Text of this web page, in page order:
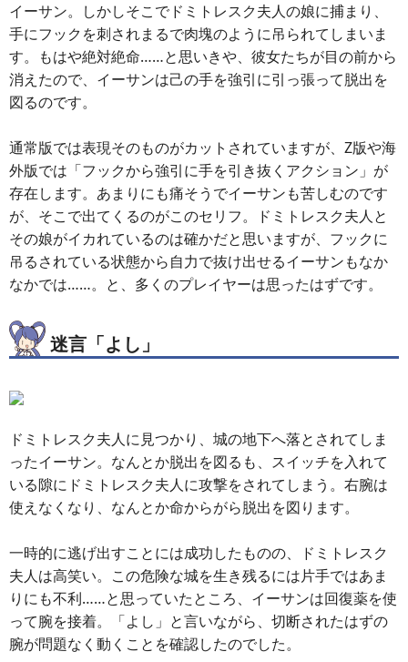
イーサン。しかしそこでドミトレスク夫人の娘に捕まり、
手にフックを刺されまるで肉塊のように吊られてしまいま
す。もはや絶対絶命……と思いきや、彼女たちが目の前から
消えたので、イーサンは己の手を強引に引っ張って脱出を
図るのです。
通常版では表現そのものがカットされていますが、Z版や海
外版では「フックから強引に手を引き抜くアクション」が
存在します。あまりにも痛そうでイーサンも苦しむのです
が、そこで出てくるのがこのセリフ。ドミトレスク夫人と
その娘がイカれているのは確かだと思いますが、フックに
吊るされている状態から自力で抜け出せるイーサンもなか
なかでは……。と、多くのプレイヤーは思ったはずです。
迷言「よし」
ドミトレスク夫人に見つかり、城の地下へ落とされてしま
ったイーサン。なんとか脱出を図るも、スイッチを入れて
いる隙にドミトレスク夫人に攻撃をされてしまう。右腕は
使えなくなり、なんとか命からがら脱出を図ります。
一時的に逃げ出すことには成功したものの、ドミトレスク
夫人は高笑い。この危険な城を生き残るには片手ではあま
りにも不利……と思っていたところ、イーサンは回復薬を使
って腕を接着。「よし」と言いながら、切断されたはずの
腕が問題なく動くことを確認したのでした。